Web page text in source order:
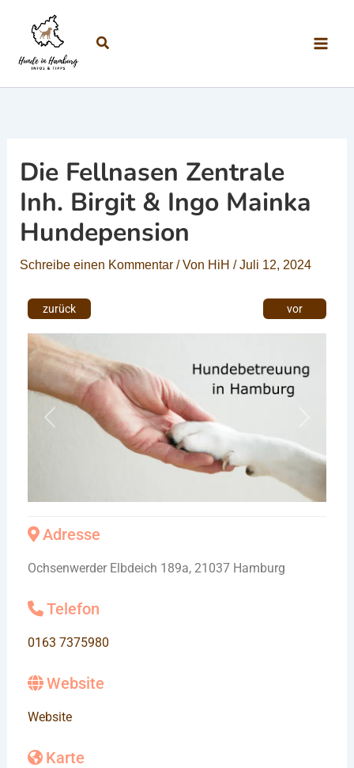
Suchen
Die Fellnasen Zentrale
Inh. Birgit & Ingo Mainka
Hundepension
Schreibe einen Kommentar / Von HiH /Juli 12, 2024
Vorheriges
Adresse
Ochsenwerder Elbdeich 189a, 21037 Hamburg
Telefon
0163 7375980
Website
Website
Karte